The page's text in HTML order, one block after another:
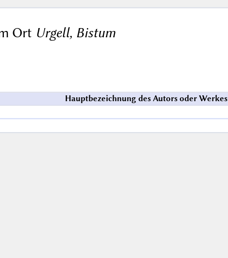
Ort Urgell, Bistum
Hauptbezeichnung des Autors oder Werkes